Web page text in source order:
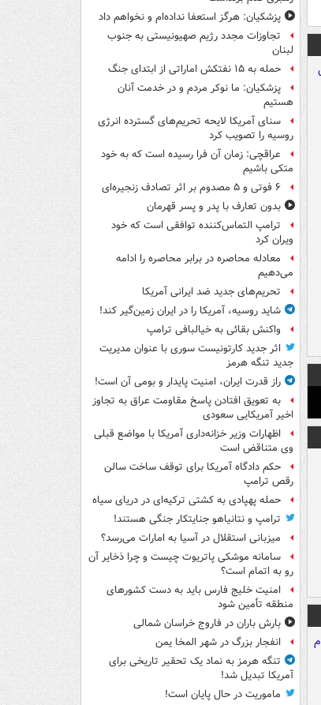
پزشکیان: هرگز استعفا نداده‌ام و نخواهم داد
تجاوزات مجدد رژیم صهیونیستی به جنوب
لبنان
حمله به ۱۵ نفتکش‌ اماراتی از ابتدای جنگ
پزشکیان: ما نوکر مردم و در خدمت آنان
هستیم
سنای آمریکا لایحه تحریم‌های گسترده انرژی
روسیه را تصویب کرد
عراقچی: زمان آن فرا رسیده است که به خود
متکی باشیم
۶ فوتی و ۵ مصدوم بر اثر تصادف زنجیره‌ای
بدون تعارف با پدر و پسر قهرمان
ترامپ التماس‌کننده توافقی است که خود
ویران کرد
معادله محاصره در برابر محاصره را ادامه
می‌دهیم
تحریم‌های جدید ضد ایرانی آمریکا
شاید روسیه، آمریکا را در ایران زمین‌گیر کند!
واکنش بقائی به خیالبافی ترامپ
اثر جدید کارتونیست سوری با عنوان مدیریت
جدید تنگه هرمز
راز قدرت ایران، امنیت پایدار و بومی آن است!
به تعویق افتادن پاسخ مقاومت عراق به تجاوز
اخیر آمریکایی سعودی
اظهارات وزیر خزانه‌داری آمریکا با مواضع قبلی
وی متناقض است
حکم دادگاه آمریکا برای توقف ساخت سالن
رقص ترامپ
حمله پهپادی به کشتی ترکیه‌ای در دریای سیاه
ترامپ و نتانیاهو جنایتکار جنگی هستند!
میزبانی استقلال در آسیا به امارات می‌رسد؟
سامانه موشکی پاتریوت چیست و چرا ذخایر آن
رو به اتمام است؟
امنیت خلیج فارس باید به دست کشورهای
منطقه تأمین شود
بارش باران در فاروج خراسان شمالی
انفجار بزرگ در شهر المخا یمن
تنگه هرمز به نماد یک تحقیر تاریخی برای
آمریکا تبدیل شد!
ماموریت در حال پایان است!